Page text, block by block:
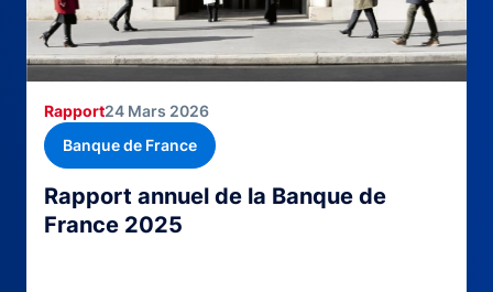
Rapport annuel de la Banque de
France 2025
Rapport24 Mars 2026
Banque de France